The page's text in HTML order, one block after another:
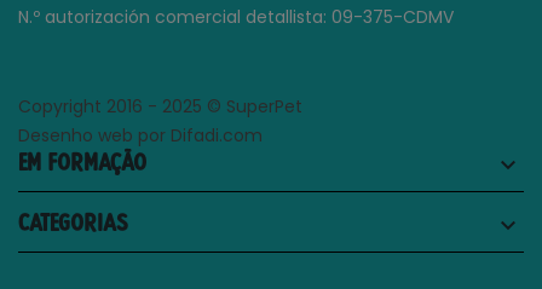
N.º autorización comercial detallista: 09-375-CDMV
Copyright 2016 - 2025 © SuperPet
Desenho web por Difadi.com
EM FORMAÇÃO keyboard_arrow_down
CATEGORIAS keyboard_arrow_down